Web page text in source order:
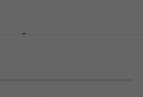
раскрыли детали ночной
обстреляли поезд